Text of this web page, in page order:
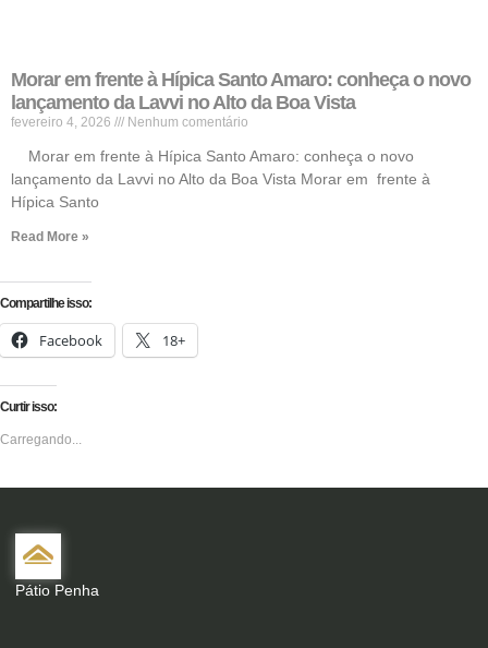
Morar em frente à Hípica Santo Amaro: conheça o novo
lançamento da Lavvi no Alto da Boa Vista
fevereiro 4, 2026 Nenhum comentário
Morar em frente à Hípica Santo Amaro: conheça o novo
lançamento da Lavvi no Alto da Boa Vista Morar em frente à
Hípica Santo
Read More »
Compartilhe isso:
Facebook 18+
Curtir isso:
Carregando...
Pátio Penha